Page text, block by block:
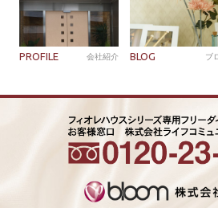
PROFILE 会社紹介 BLOG ブ